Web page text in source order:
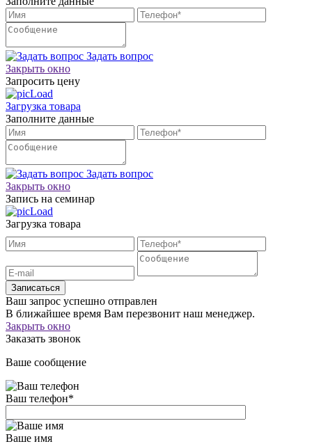
Задать вопрос
Закрыть окно
Запросить цену
Загрузка товара
Заполните данные
Задать вопрос
Закрыть окно
Запись на семинар
Загрузка товара
Записаться
Ваш запрос успешно отправлен
В ближайшее время Вам перезвонит наш менеджер.
Закрыть окно
Заказать звонок
Ваше сообщение
Ваш телефон*
Ваше имя